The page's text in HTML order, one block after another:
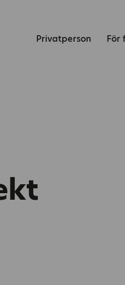
Privatperson För